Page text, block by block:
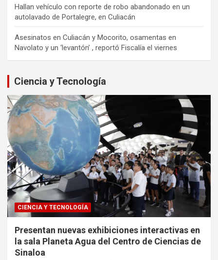
Hallan vehículo con reporte de robo abandonado en un
autolavado de Portalegre, en Culiacán
Asesinatos en Culiacán y Mocorito, osamentas en
Navolato y un ‘levantón’ , reportó Fiscalía el viernes
Ciencia y Tecnología
CIENCIA Y TECNOLOGÍA
Presentan nuevas exhibiciones interactivas en
la sala Planeta Agua del Centro de Ciencias de
Sinaloa